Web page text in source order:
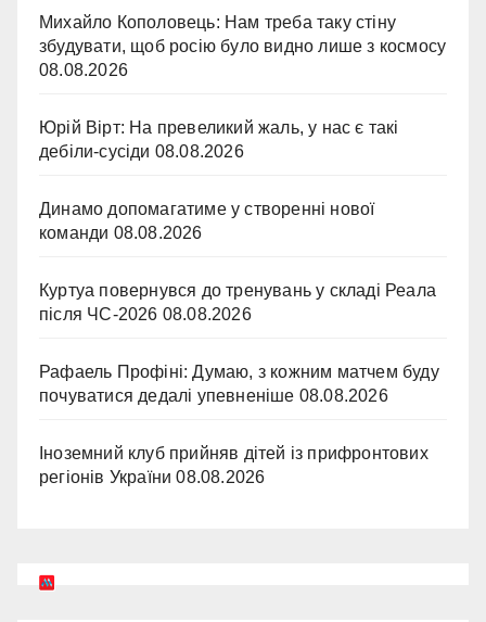
Михайло Кополовець: Нам треба таку стіну
збудувати, щоб росію було видно лише з космосу
08.08.2026
Юрій Вірт: На превеликий жаль, у нас є такі
дебіли-сусіди 08.08.2026
Динамо допомагатиме у створенні нової
команди 08.08.2026
Куртуа повернувся до тренувань у складі Реала
після ЧС-2026 08.08.2026
Рафаель Профіні: Думаю, з кожним матчем буду
почуватися дедалі упевненіше 08.08.2026
Іноземний клуб прийняв дітей із прифронтових
регіонів України 08.08.2026